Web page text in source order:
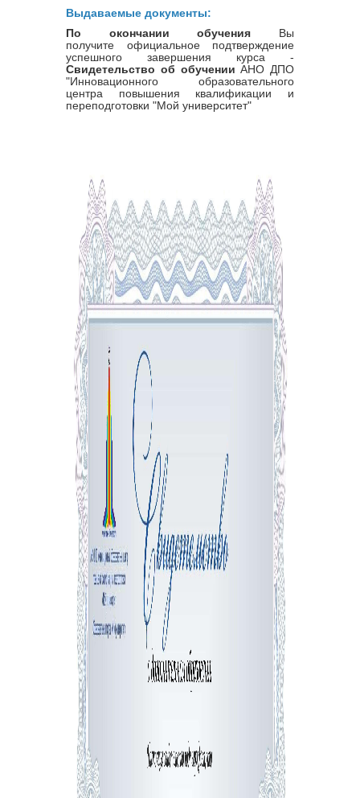
Выдаваемые документы:
По окончании обучения Вы
получите официальное подтверждение
успешного завершения курса -
Свидетельство об обученииАНО ДПО
"Инновационного образовательного
центра повышения квалификации и
переподготовки "Мой университет"